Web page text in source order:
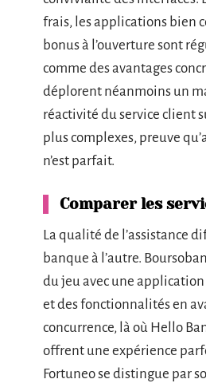
frais, les applications bien
bonus à l’ouverture sont
comme des avantages
déplorent néanmoins un
réactivité du service client
plus complexes, preuve
n’est parfait.
Comparer les
La qualité de l’assistance
banque à l’autre.
du jeu avec une
et des fonctionnalités en
concurrence, là où Hello
offrent une expérience
Fortuneo se distingue par